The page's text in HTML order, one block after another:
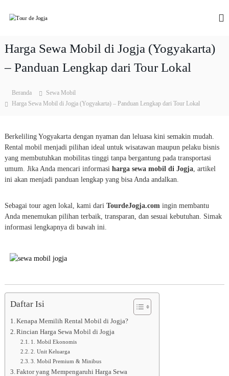
r
d
J
o
a
t
o
r
&
a
t
a
o
g
a
2
0
2
Harga Sewa Mobil di Jogja (Yogyakarta)
– Panduan Lengkap dari Tour Lokal
Beranda
Sewa Mobil
Harga Sewa Mobil di Jogja (Yogyakarta) – Panduan Lengkap dari Tour Lokal
Berkeliling Yogyakarta dengan nyaman dan leluasa kini semakin mudah.
Rental mobil menjadi pilihan ideal untuk wisatawan maupun pelaku bisnis
yang membutuhkan mobilitas tinggi tanpa bergantung pada transportasi
umum. Jika Anda mencari informasi harga sewa mobil di Jogja, artikel
ini akan menjadi panduan lengkap yang bisa Anda andalkan.
Sebagai tour agen lokal, kami dari TourdeJogja.comingin membantu
Anda menemukan pilihan terbaik, transparan, dan sesuai kebutuhan. Simak
informasi lengkapnya di bawah ini.
Daftar Isi
Kenapa Memilih Rental Mobil di Jogja?
Rincian Harga Sewa Mobil di Jogja
1. Mobil Ekonomis
2. Unit Keluarga
3. Mobil Premium & Minibus
Faktor yang Mempengaruhi Harga Sewa